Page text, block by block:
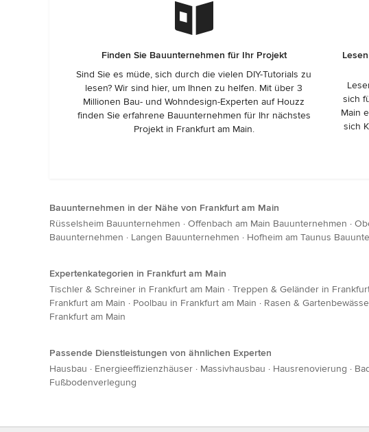
Finden Sie Bauunternehmen für Ihr Projekt
Sind Sie es müde, sich durch die vielen DIY-Tutorials zu
lesen? Wir sind hier, um Ihnen zu helfen. Mit über 3
Millionen Bau- und Wohndesign-Experten auf Houzz
finden Sie erfahrene Bauunternehmen für Ihr nächstes
Projekt in Frankfurt am Main.
sich
Main
sich
Bauunternehmen in der Nähe von Frankfurt am Main
Rüsselsheim Bauunternehmen · Offenbach am Main Bauunternehmen ·
Bauunternehmen · Langen Bauunternehmen · Hofheim am Taunus
Expertenkategorien in Frankfurt am Main
Tischler & Schreiner in Frankfurt am Main · Treppen & Geländer in
Frankfurt am Main · Poolbau in Frankfurt am Main · Rasen &
Frankfurt am Main
Passende Dienstleistungen von ähnlichen Experten
Hausbau · Energieeffizienzhäuser · Massivhausbau · Hausrenovierung ·
Fußbodenverlegung